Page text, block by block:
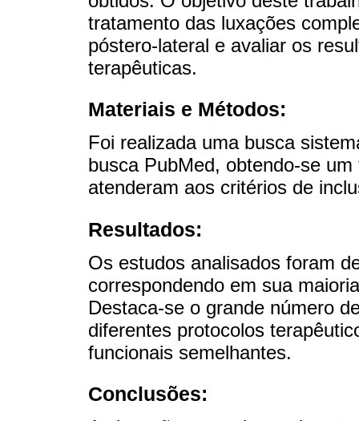
tratamento das luxações
póstero-lateral e avaliar os
terapêuticas.
Materiais e Métodos:
Foi realizada uma busca
busca PubMed, obtendo-se
atenderam aos critérios de
Resultados:
Os estudos analisados ​​foram
correspondendo em sua
Destaca-se o grande número
diferentes protocolos
funcionais semelhantes.
Conclusões: